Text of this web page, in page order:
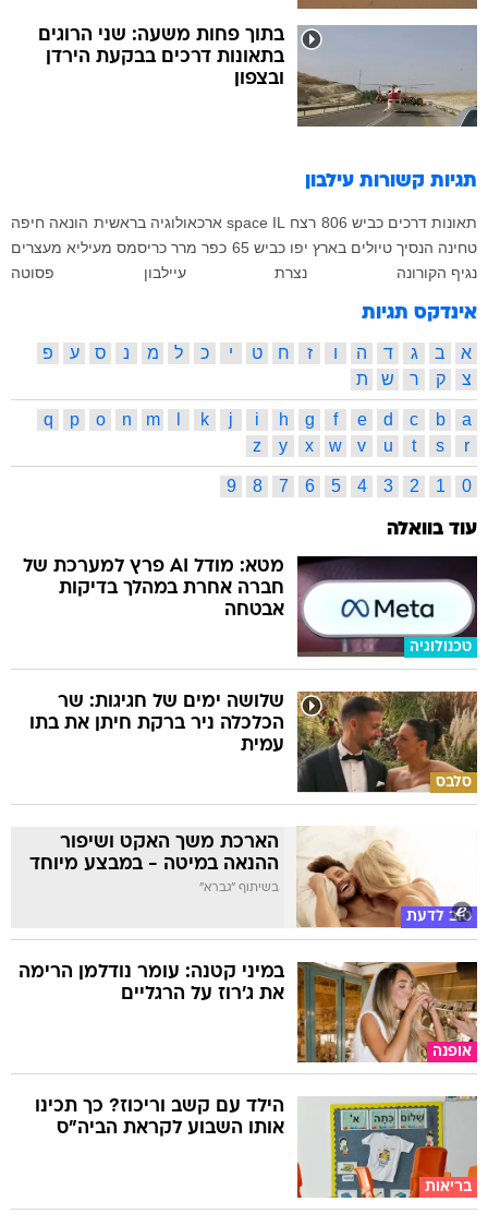
בתוך פחות משעה: שני הרוגים
בתאונות דרכים בבקעת הירדן
ובצפון
תגיות קשורות עילבון
תאונות דרכים כביש 806 רצח space IL ארכאולוגיה בראשית הונאה חיפה
טחינה הנסיך טיולים בארץ יפו כביש 65 כפר מרר כריסמס מעיליא מעצרים
נגיף הקורונה
נצרת עיילבון פסוטה
אינדקס תגיות
א ב ג ד ה ו ז ח ט י כ ל מ נ ס ע
פ
צ
ק ר ש ת
a
b
c
d
e
f
g
h
i
j
k
m
n
o
p
q
r
s
t
u
v
w
x
y
z
0
1
2
3
4
5
6
7
8
9
עוד בוואלה
טכנולוגיה
מטא: מודל AI פרץ למערכת של
חברה אחרת במהלך בדיקות
אבטחה
סלבס
שלושה ימים של חגיגות: שר
הכלכלה ניר ברקת חיתן את בתו
עמית
טוב לדעת
הארכת משך האקט ושיפור
ההנאה במיטה - במבצע מיוחד
בשיתוף "גברא"
אופנה
במיני קטנה: עומר נודלמן הרימה
את ג'רוז על הרגליים
בריאות
הילד עם קשב וריכוז? כך תכינו
אותו השבוע לקראת הביה"ס